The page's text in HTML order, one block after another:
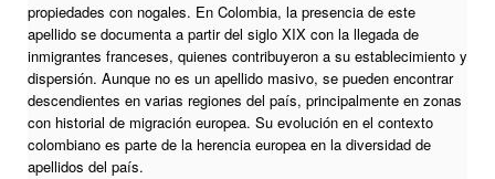
propiedades con nogales. En Colombia, la presencia de este
apellido se documenta a partir del siglo XIX con la llegada de
inmigrantes franceses, quienes contribuyeron a su establecimiento y
dispersión. Aunque no es un apellido masivo, se pueden encontrar
descendientes en varias regiones del país, principalmente en zonas
con historial de migración europea. Su evolución en el contexto
colombiano es parte de la herencia europea en la diversidad de
apellidos del país.